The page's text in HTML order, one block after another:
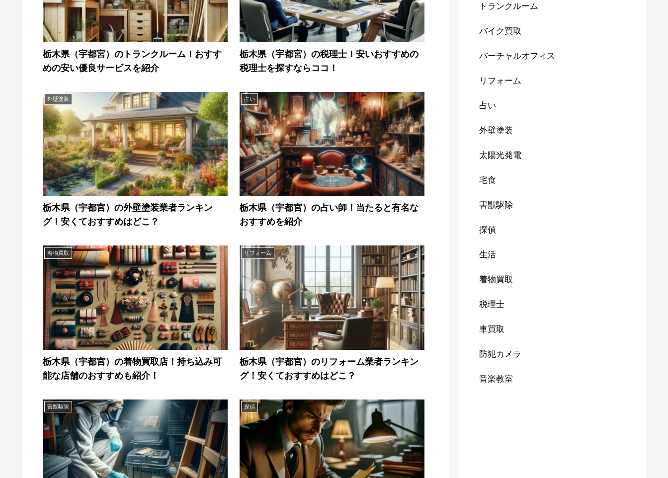
栃木県（宇都宮）のトランクルーム！おすす
めの安い優良サービスを紹介
栃木県（宇都宮）の税理士！安いおすすめの
税理士を探すならココ！
外壁塗装
栃木県（宇都宮）の外壁塗装業者ランキン
グ！安くておすすめはどこ？
占い
栃木県（宇都宮）の占い師！当たると有名な
おすすめを紹介
着物買取
栃木県（宇都宮）の着物買取店！持ち込み可
能な店舗のおすすめも紹介！
リフォーム
栃木県（宇都宮）のリフォーム業者ランキン
グ！安くておすすめはどこ？
害獣駆除 探偵
トランクルーム
バイク買取
バーチャルオフィス
リフォーム
占い
外壁塗装
太陽光発電
宅食
害獣駆除
探偵
生活
着物買取
税理士
車買取
防犯カメラ
音楽教室